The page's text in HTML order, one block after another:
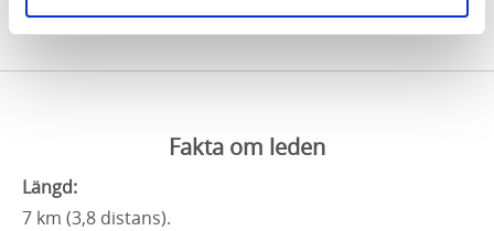
Fakta om leden
Längd:
7 km (3,8 distans).